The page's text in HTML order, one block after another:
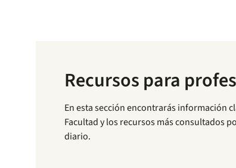
Recursos para
En esta sección encontrarás información
Facultad y los recursos más consultados
diario.